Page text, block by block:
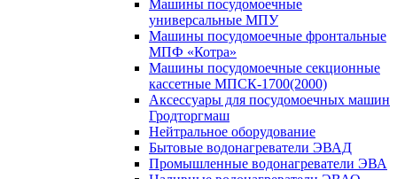
Машины посудомоечные
универсальные МПУ
Машины посудомоечные фронтальные
МПФ «Котра»
Машины посудомоечные секционные
кассетные МПСК-1700(2000)
Аксессуары для посудомоечных машин
Гродторгмаш
Нейтральное оборудование
Бытовые водонагреватели ЭВАД
Промышленные водонагреватели ЭВА